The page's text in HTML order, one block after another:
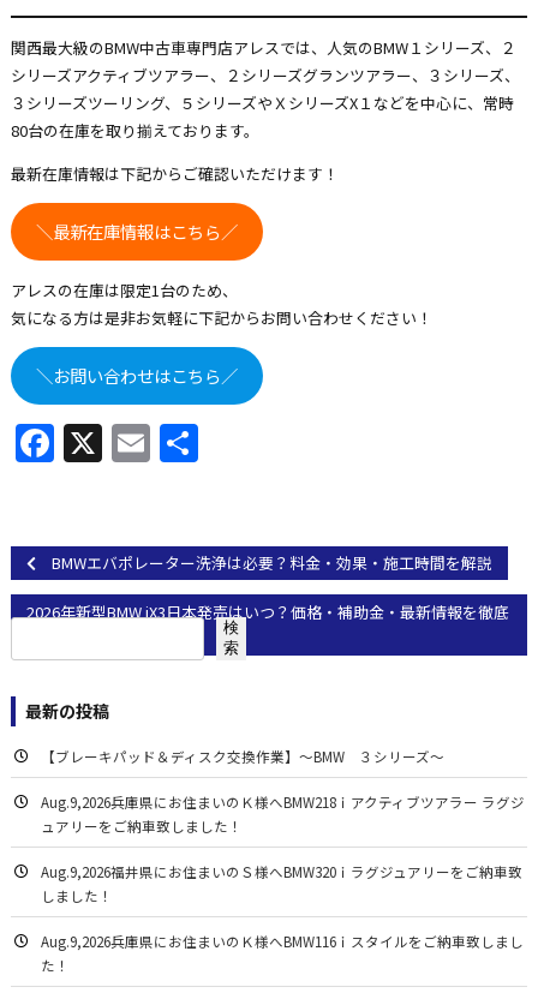
関西最大級のBMW中古車専門店アレスでは、人気のBMW１シリーズ、２
シリーズアクティブツアラー、２シリーズグランツアラー、３シリーズ、
３シリーズツーリング、５シリーズやＸシリーズX１などを中心に、常時
80台の在庫を取り揃えております。
最新在庫情報は下記からご確認いただけます！
＼最新在庫情報はこちら／
アレスの在庫は限定1台のため、
気になる方は是非お気軽に下記からお問い合わせください！
＼お問い合わせはこちら／
Facebook
X Email
共
BMWエバポレーター洗浄は必要？料金・効果・施工時間を解説
2026年新型BMW iX3日本発売はいつ？価格・補助金・最新情報を徹底
検
索
最新の投稿
【ブレーキパッド＆ディスク交換作業】～BMW ３シリーズ～
Aug.9,2026兵庫県にお住まいのＫ様へBMW218ｉアクティブツアラー ラグジ
ュアリーをご納車致しました！
Aug.9,2026福井県にお住まいのＳ様へBMW320ｉラグジュアリーをご納車致
しました！
Aug.9,2026兵庫県にお住まいのＫ様へBMW116ｉスタイルをご納車致しまし
た！